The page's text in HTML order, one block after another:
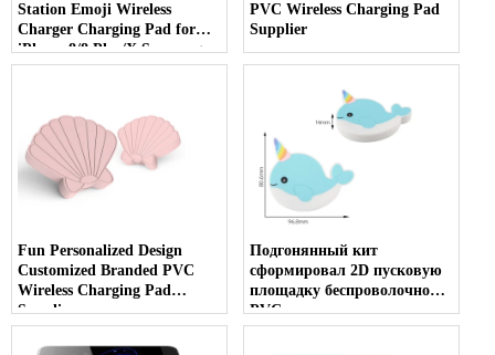
Station Emoji Wireless
Charger Charging Pad for
iPhone 8/8 Plus/X Samsung
Qi-Enabled Devices (Poop)
PVC Wireless Charging Pad
Supplier
Fun Personalized Design
Customized Branded PVC
Wireless Charging Pad
Supplier
Подгонянный кит
сформировал 2D пусковую
площадку беспроволочной
PVC совместимую с
Smartphones